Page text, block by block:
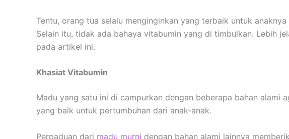
Tentu, orang tua selalu menginginkan yang terbaik untuk
Selain itu, tidak ada bahaya vitabumin yang di timbulkan. Lebih
pada artikel ini.
Khasiat Vitabumin
Madu yang satu ini di campurkan dengan beberapa bahan alami
yang baik untuk pertumbuhan dari anak-anak.
Perpaduan dari madu murni dengan bahan alami lainnya